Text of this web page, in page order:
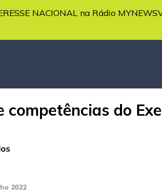
NACIONAL na Rádio
competências do
2022